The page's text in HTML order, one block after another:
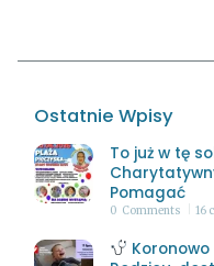
Ostatnie Wpisy
To już w tę
Pomagać
0 Comments 16